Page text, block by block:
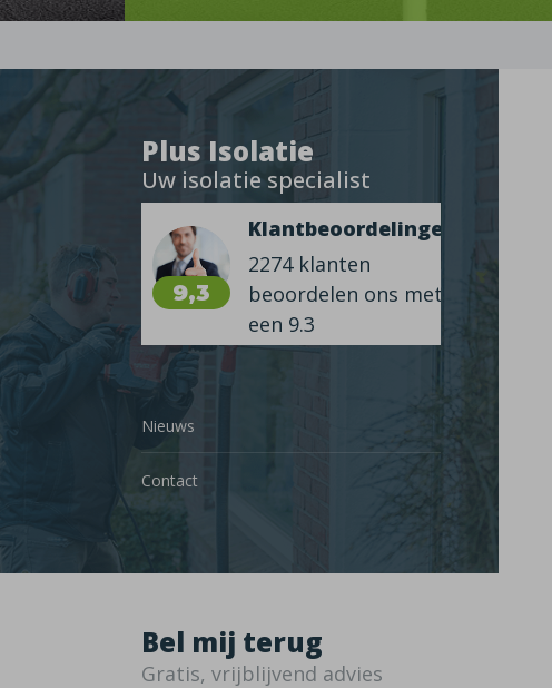
Plus Isolatie
Uw isolatie specialist
9,3
Klantbeoordelingen
2274 klanten
beoordelen ons met
een 9.3
Nieuws
Contact
Bel mij terug
Gratis, vrijblijvend advies